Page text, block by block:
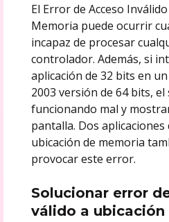
El Error de Acceso
Memoria puede ocurrir
incapaz de procesar
controlador. Además, si
aplicación de 32 bits en
2003 versión de 64 bits,
funcionando mal y
pantalla. Dos
ubicación de memoria
provocar este error.
Solucionar error
válido a